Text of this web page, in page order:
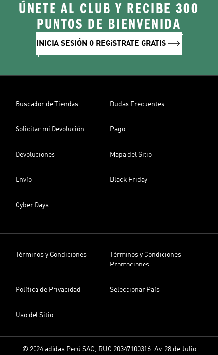
ÚNETE AL CLUB Y RECIBE 300
PUNTOS DE BIENVENIDA
INICIA SESIÓN O REGíSTRATE GRATIS
Buscador de Tiendas Dudas Frecuentes
Solicitar mi Devolución Pago
Devoluciones Mapa del Sitio
Envío Black Friday
Cyber Days
Términos y Condiciones
Términos y Condiciones
Promociones
Política de Privacidad Seleccionar País
Uso del Sitio
© 2024 adidas Perú SAC, RUC 20347100316. Av. 28 de Julio